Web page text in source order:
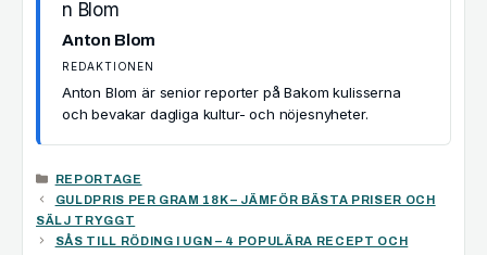
Anton Blom
REDAKTIONEN
Anton Blom är senior reporter på Bakom kulisserna
och bevakar dagliga kultur- och nöjesnyheter.
KATEGORIER
REPORTAGE
GULDPRIS PER GRAM 18K – JÄMFÖR BÄSTA PRISER OCH
SÄLJ TRYGGT
SÅS TILL RÖDING I UGN – 4 POPULÄRA RECEPT OCH